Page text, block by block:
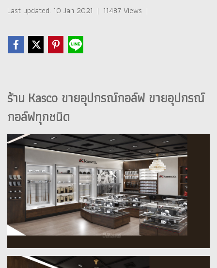
Last updated: 10 Jan 2021 | 11487 Views |
ร้าน Kasco ขายอุปกรณ์กอล์ฟ ขายอุปกรณ์
กอล์ฟทุกชนิด